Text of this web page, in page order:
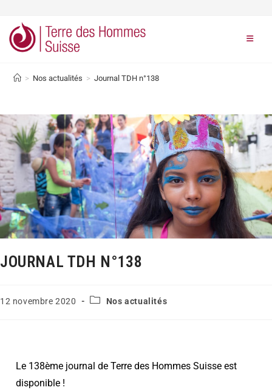
> Nos actualités > Journal TDH n°138
JOURNAL TDH N°138
12 novembre 2020 Nos actualités
Le 138ème journal de Terre des Hommes Suisse est
disponible !